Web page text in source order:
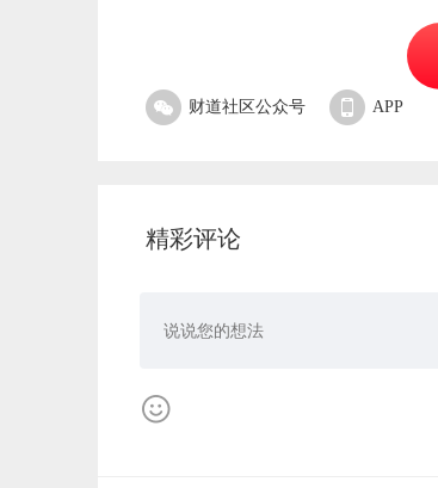
财道社区公众号 APP
精彩评论